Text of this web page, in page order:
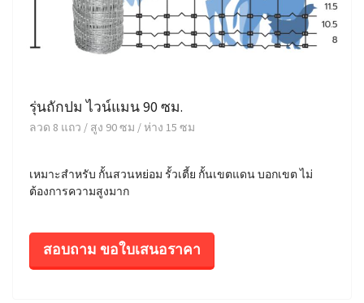
รุ่นถักปม ไวน์แมน 90 ซม.
ลวด 8 แถว / สูง 90 ซม / ห่าง 15 ซม
เหมาะสำหรับ กั้นสวนหย่อม รั้วเตี้ย กั้นเขตแดน บอกเขต ไม่
ต้องการความสูงมาก
สอบถาม ขอใบเสนอราคา